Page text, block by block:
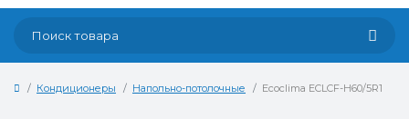
Кондиционеры Напольно-потолочные Ecoclima ECLCF-H60/5R1